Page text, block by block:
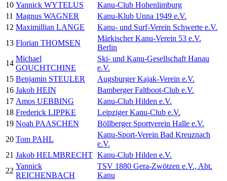
10 Yannick WYTELUS
Kanu-Club Hohenlimburg
11 Magnus WAGNER
Kanu-Klub Unna 1949 e.V.
12 Maximillian LANGE
Kanu- und Surf-Verein Schwerte e.V.
13 Florian THOMSEN
Märkischer Kanu-Verein 53 e.V.
Berlin
14
Michael
GOUCHTCHINE
Ski- und Kanu-Gesellschaft Hanau
e.V.
15 Benjamin STEULER
Augsburger Kajak-Verein e.V.
16 Jakob HEIN
Bamberger Faltboot-Club e.V.
17 Amos UEBBING
Kanu-Club Hilden e.V.
18 Frederick LIPPKE
Leipziger Kanu-Club e.V.
19 Noah PAASCHEN
Böllberger Sportverein Halle e.V.
20 Tom PAHL
Kanu-Sport-Verein Bad Kreuznach
e.V.
21 Jakob HELMBRECHT Kanu-Club Hilden e.V.
22
Yannick
REICHENBACH
TSV 1880 Gera-Zwötzen e.V., Abt.
Kanu